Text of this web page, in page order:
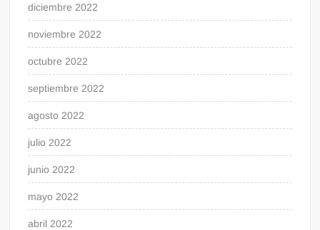
diciembre 2022
noviembre 2022
octubre 2022
septiembre 2022
agosto 2022
julio 2022
junio 2022
mayo 2022
abril 2022